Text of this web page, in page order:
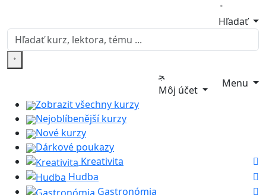
Hľadať
Môj účet
Menu
Zobrazit všechny kurzy
Nejoblíbenější kurzy
Nové kurzy
Dárkové poukazy
Kreativita
Hudba
Gastronómia